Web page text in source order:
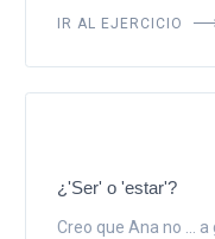
IR AL EJERCICIO
¿'Ser' o 'estar'?
Creo que Ana no ...